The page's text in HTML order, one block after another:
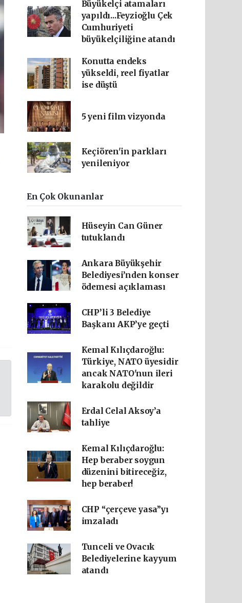
Büyükelçi atamaları
yapıldı...Feyzioğlu Çek
Cumhuriyeti
büyükelçiliğine atandı
Konutta endeks
yükseldi, reel fiyatlar
ise düştü
5 yeni film vizyonda
Keçiören'in parkları
yenileniyor
En Çok Okunanlar
Hüseyin Can Güner
tutuklandı
Ankara Büyükşehir
Belediyesi’nden konser
ödemesi açıklaması
CHP’li 3 Belediye
Başkanı AKP’ye geçti
Kemal Kılıçdaroğlu:
Türkiye, NATO üyesidir
ancak NATO'nun ileri
karakolu değildir
Erdal Celal Aksoy’a
tahliye
Kemal Kılıçdaroğlu:
Hep beraber soygun
düzenini bitireceğiz,
hep beraber!
CHP “çerçeve yasa”yı
imzaladı
Tunceli ve Ovacık
Belediyelerine kayyum
atandı